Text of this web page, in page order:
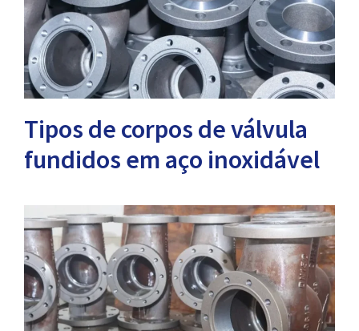
Tipos de corpos de válvula
fundidos em aço inoxidável